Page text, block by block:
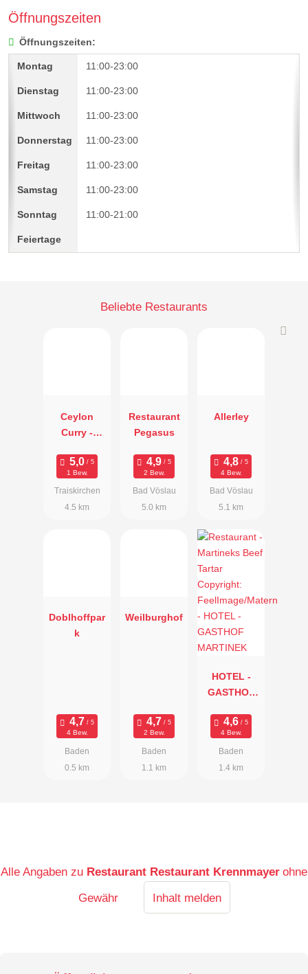
Öffnungszeiten
Öffnungszeiten:
11:00-23:00
11:00-23:00
11:00-23:00
11:00-23:00
11:00-23:00
11:00-23:00
11:00-21:00
Beliebte Restaurants
Ceylon
Curry -
aus Sri
Lanka
1 Bew.
Traiskirchen
4.5 km
Restaurant
Pegasus
2 Bew.
Bad Vöslau
5.0 km
Allerley
4 Bew.
Bad Vöslau
5.1 km
Doblhoffpar
k
4 Bew.
Baden
0.5 km
Weilburghof
2 Bew.
Baden
1.1 km
HOTEL -
GASTHOF
4 Bew.
Baden
1.4 km
Alle Angaben zu Restaurant Restaurant Krennmayer ohne
Gewähr
Inhalt melden